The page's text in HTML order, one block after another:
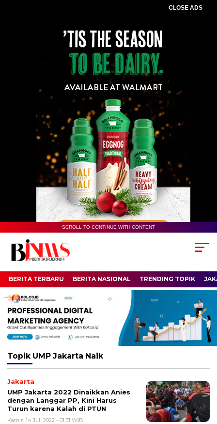
CLOSE ADS
SCROLL TO CONTINUE WITH CONTENT
BERITA TERBARU BERITA NASIONAL TRENDING TOPIK
Topik UMP Jakarta Naik
Jakarta
UMP Jakarta 2022 Dinaikkan Anies
dengan Langgar PP, Kini Harus
Turun karena Kalah di PTUN
Kamis, 14 Juli 2022 - 01:31 WIB